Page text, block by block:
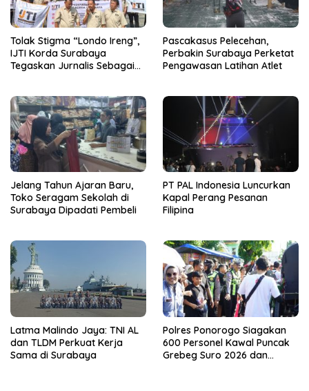
Tolak Stigma “Londo Ireng”,
IJTI Korda Surabaya
Tegaskan Jurnalis Sebagai
Pascakasus Pelecehan,
Perbakin Surabaya Perketat
Pengawasan Latihan Atlet
Jelang Tahun Ajaran Baru,
Toko Seragam Sekolah di
Surabaya Dipadati Pembeli
PT PAL Indonesia Luncurkan
Kapal Perang Pesanan
Filipina
Latma Malindo Jaya: TNI AL
dan TLDM Perkuat Kerja
Sama di Surabaya
Polres Ponorogo Siagakan
600 Personel Kawal Puncak
Grebeg Suro 2026 dan